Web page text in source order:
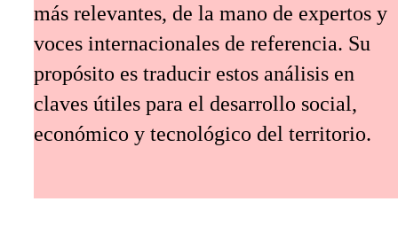
más relevantes, de la mano de expertos y
voces internacionales de referencia. Su
propósito es traducir estos análisis en
claves útiles para el desarrollo social,
económico y tecnológico del territorio.